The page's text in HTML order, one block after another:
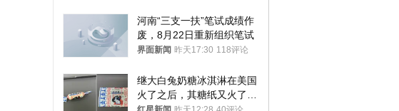
河南“三支一扶”笔试成绩作
废，8月22日重新组织笔试
界面新闻 昨天17:30 118评论
继大白兔奶糖冰淇淋在美国
火了之后，其糖纸又火了！